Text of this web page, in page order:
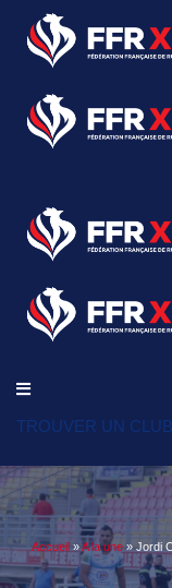
TROUVER UN CLUB
Accueil »A la une » Jordi